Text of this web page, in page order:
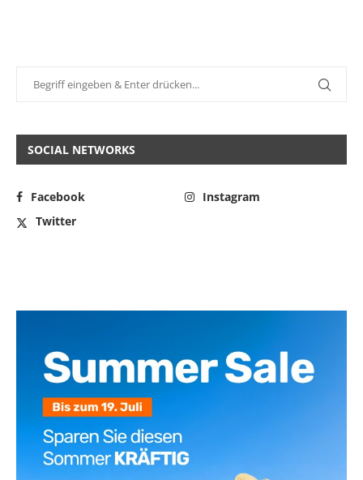
SOCIAL NETWORKS
Facebook
Instagram
Twitter